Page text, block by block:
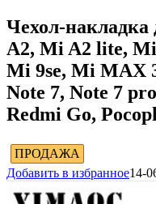
Чехол-
A2, Mi A2 lite,
Mi 9se, Mi MAX
Note 7, Note 7
Redmi Go,
ПРОДАЖА
Добавить в избранное14-